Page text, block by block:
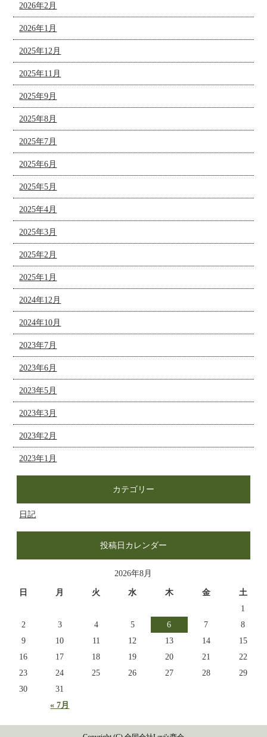
2026年2月
2026年1月
2025年12月
2025年11月
2025年9月
2025年8月
2025年7月
2025年6月
2025年5月
2025年4月
2025年3月
2025年2月
2025年1月
2024年12月
2024年10月
2023年7月
2023年6月
2023年5月
2023年3月
2023年2月
2023年1月
カテゴリー
日記
投稿日カレンダー
2026年8月
日 月 火 水 木 金 土
« 7月
1
2
3 4 5 6 7
8
9
10 11 12 13 14
15
16
17 18 19 20 21
22
23
24 25 26 27 28
29
30
31